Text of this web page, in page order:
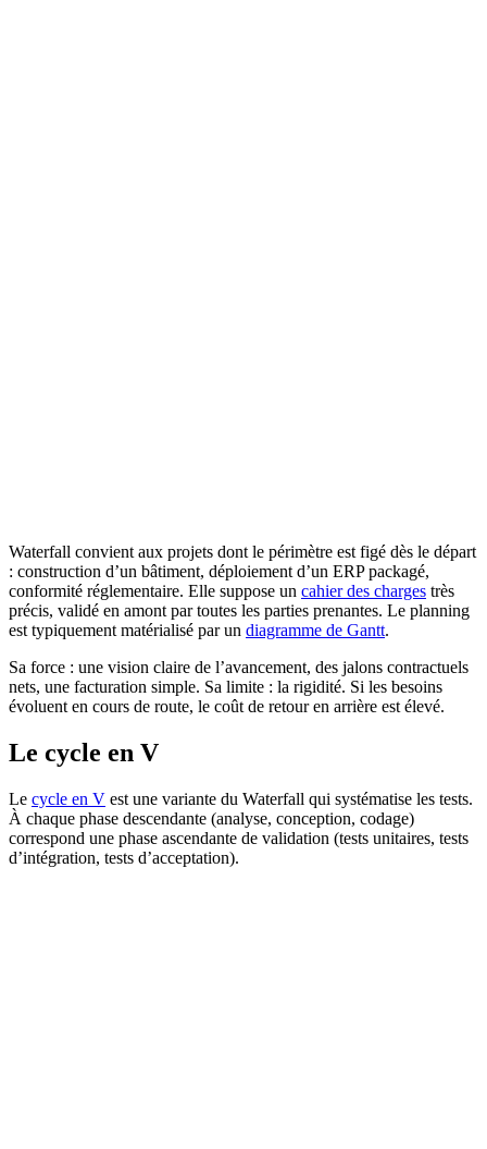
Waterfall convient aux projets dont le périmètre est figé dès le départ
: construction d’un bâtiment, déploiement d’un ERP packagé,
conformité réglementaire. Elle suppose un cahier des charges très
précis, validé en amont par toutes les parties prenantes. Le planning
est typiquement matérialisé par un diagramme de Gantt.
Sa force : une vision claire de l’avancement, des jalons contractuels
nets, une facturation simple. Sa limite : la rigidité. Si les besoins
évoluent en cours de route, le coût de retour en arrière est élevé.
Le cycle en V
Le cycle en V est une variante du Waterfall qui systématise les tests.
À chaque phase descendante (analyse, conception, codage)
correspond une phase ascendante de validation (tests unitaires, tests
d’intégration, tests d’acceptation).